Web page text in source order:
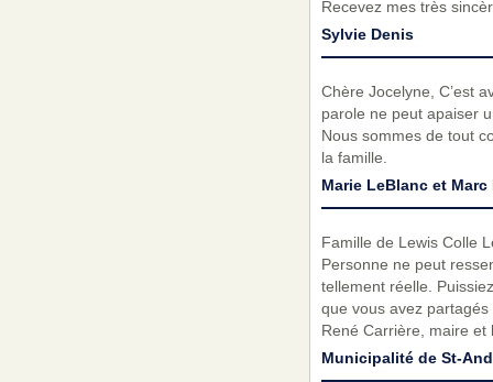
Recevez mes très
Sylvie Denis
Chère Jocelyne, C’est
parole ne peut apaiser
Nous sommes de tout
la famille.
Marie LeBlanc et Marc
Famille de Lewis Colle
Personne ne peut
tellement réelle.
que vous avez
René Carrière, maire et
Municipalité de St-